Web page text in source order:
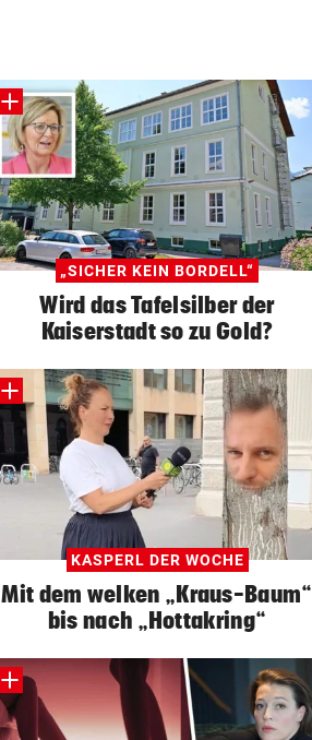
„SICHER KEIN BORDELL“
Wird das Tafelsilber der
Kaiserstadt so zu Gold?
KASPERL DER WOCHE
Mit dem welken „Kraus-Baum“
bis nach „Hottakring“